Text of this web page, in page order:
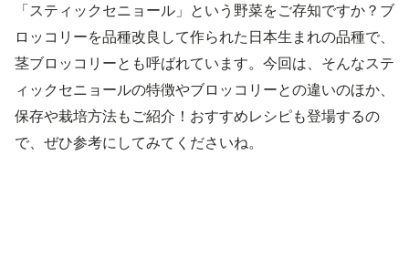
「スティックセニョール」という野菜をご存知ですか？ブ
ロッコリーを品種改良して作られた日本生まれの品種で、
茎ブロッコリーとも呼ばれています。今回は、そんなステ
ィックセニョールの特徴やブロッコリーとの違いのほか、
保存や栽培方法もご紹介！おすすめレシピも登場するの
で、ぜひ参考にしてみてくださいね。